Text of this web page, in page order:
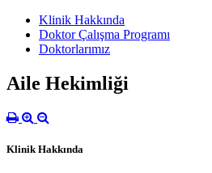
Klinik Hakkında
Doktor Çalışma Programı
Doktorlarımız
Aile Hekimliği
Klinik Hakkında